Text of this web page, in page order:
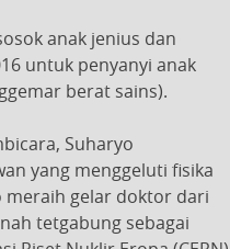
anak jenius dan
untuk penyanyi anak
berat sains).
Suharyo
yang menggeluti fisika
meraih gelar doktor dari
tetgabung sebagai